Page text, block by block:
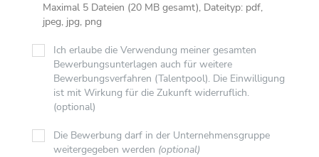
Maximal 5 Dateien (20 MB gesamt), Dateityp: pdf,
jpeg, jpg, png
Ich erlaube die Verwendung meiner gesamten
Bewerbungsunterlagen auch für weitere
Bewerbungsverfahren (Talentpool). Die Einwilligung
ist mit Wirkung für die Zukunft widerruflich.
(optional)
Die Bewerbung darf in der Unternehmensgruppe
weitergegeben werden (optional)